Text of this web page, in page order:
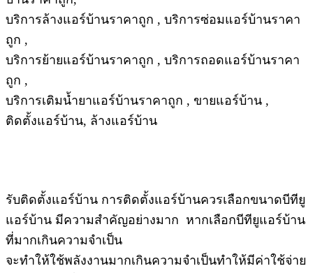
บริการล้างแอร์บ้านราคาถูก , บริการซ่อมแอร์บ้านราคา
ถูก ,
บริการย้ายแอร์บ้านราคาถูก , บริการถอดแอร์บ้านราคา
ถูก ,
บริการเติมน้ำยาแอร์บ้านราคาถูก , ขายแอร์บ้าน ,
ติดตั้งแอร์บ้าน, ล้างแอร์บ้าน
รับติดตั้งแอร์บ้าน การติดตั้งแอร์บ้านควรเลือกขนาดบีทียู
แอร์บ้าน มีความสำคัญอย่างมาก หากเลือกบีทียูแอร์บ้าน
ที่มากเกินความจำเป็น
จะทำให้ใช้พลังงานมากเกินความจำเป็นทำให้มีค่าใช้จ่าย